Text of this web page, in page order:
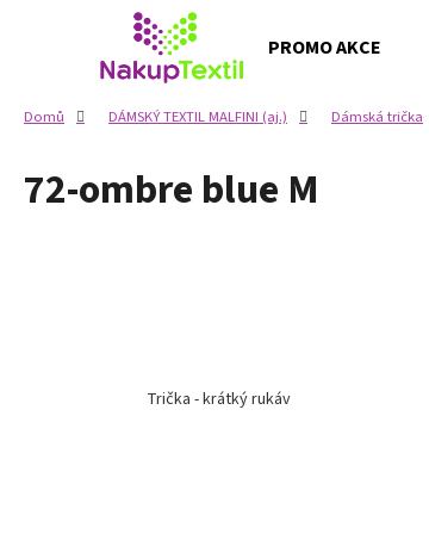
PROMO AKCE
Domů DÁMSKÝ TEXTIL MALFINI (aj.) Dámská trička
72-ombre blue M
Trička - krátký rukáv
Zpět
obchodu
Zpět
obchodu